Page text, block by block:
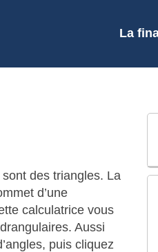
La
des triangles. La
d’une
calculatrice vous
Aussi
puis cliquez